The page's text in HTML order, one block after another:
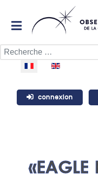
Rechercher
Sélectionnez votre
connexion
«EAGLE